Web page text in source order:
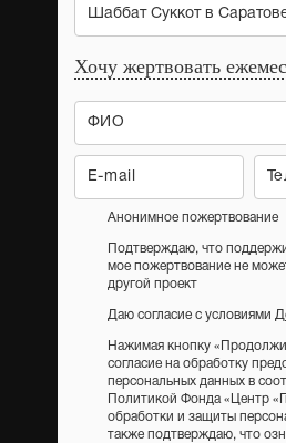
Шаббат Суккот в
Хочу жертвовать
Анонимное пожертвование
Подтверждаю, что
мое пожертвование не
другой проект
Даю согласие с условиями
Нажимая кнопку
согласие на обработку
персональных данных в
Политикой Фонда «Центр
обработки и защиты
также подтверждаю, что